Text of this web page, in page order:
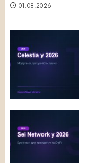
01.08.2026